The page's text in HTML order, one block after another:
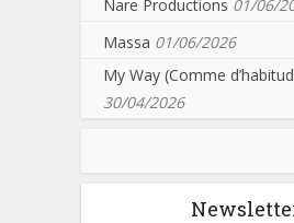
Nare Productions 01/06/
Massa 01/06/2026
My Way (Comme
30/04/2026